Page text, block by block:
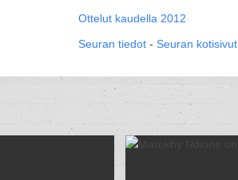
Ottelut kaudella 2012
Seuran tiedot - Seuran kotisivut